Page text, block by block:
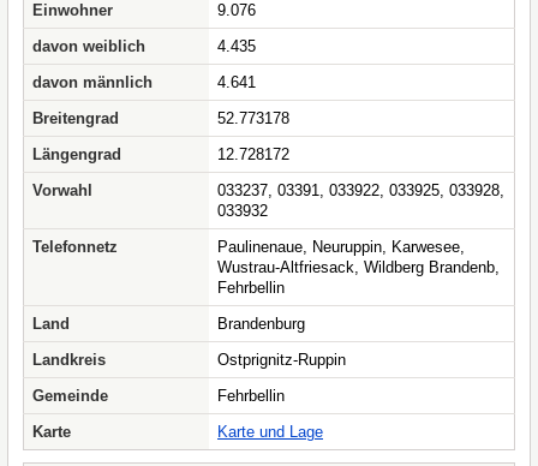
Einwohner
9.076
davon weiblich
4.435
davon männlich
4.641
Breitengrad
52.773178
Längengrad
12.728172
Vorwahl
033237, 03391, 033922, 033925, 033928,
033932
Telefonnetz
Paulinenaue, Neuruppin, Karwesee,
Wustrau-Altfriesack, Wildberg Brandenb,
Fehrbellin
Land
Brandenburg
Landkreis
Ostprignitz-Ruppin
Gemeinde
Fehrbellin
Karte
Karte und Lage